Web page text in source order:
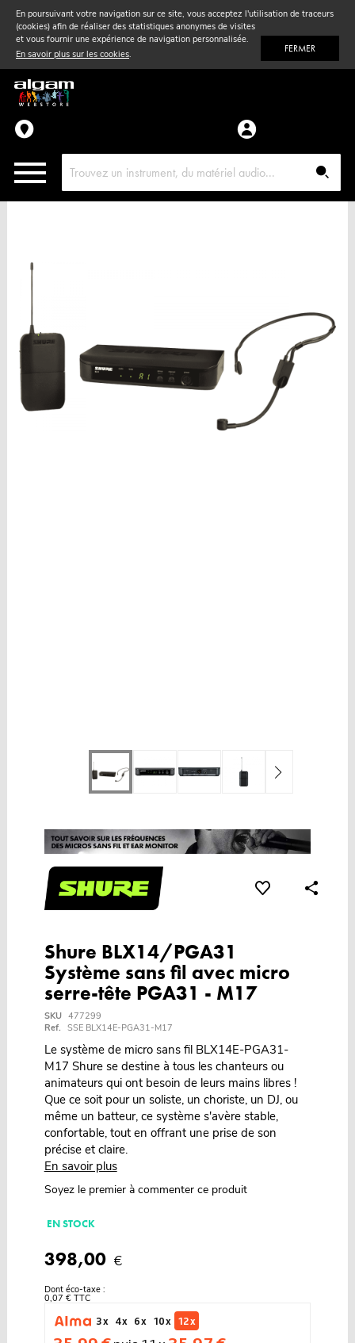
En poursuivant votre navigation sur ce site, vous acceptez l'utilisation de traceurs
(cookies) afin de réaliser des statistiques anonymes de visites
et vous fournir une expérience de navigation personnalisée.
En savoir plus sur les cookies. FERMER
Vent& Violon
Accessoires
Pièces détachées
Shure BLX14/PGA31
Système sans fil avec micro
serre-tête PGA31 - M17
SKU 477299
Ref. SSE BLX14E-PGA31-M17
Le système de micro sans fil BLX14E-PGA31-
M17 Shure se destine à tous les chanteurs ou
animateurs qui ont besoin de leurs mains libres !
Que ce soit pour un soliste, un choriste, un DJ, ou
même un batteur, ce système s'avère stable,
confortable, tout en offrant une prise de son
précise et claire.
En savoir plus
Soyez le premier à commenter ce produit
EN STOCK
398,00 €
Dont éco-taxe :
0,07 € TTC
3 x
4 x 6 x 10 x 12 x